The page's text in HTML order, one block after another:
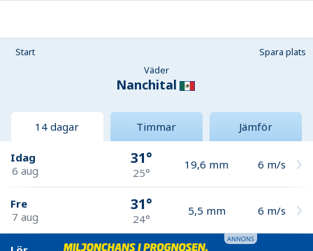
Start
Spara plats
Väder
Nanchital
14 dagar Timmar Jämför
Idag
6 aug
31°
25°
19,6 mm 6 m/s
Fre
7 aug
31°
24°
5,5 mm 6 m/s